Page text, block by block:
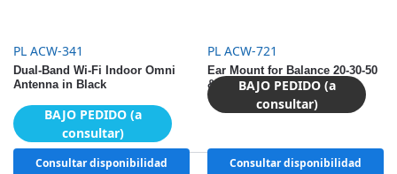
PL ACW-341
Dual-Band Wi-Fi Indoor Omni
Antenna in Black
Consultar disponibilidad
BAJO PEDIDO (a
consultar)
PL ACW-721
Ear Mount for Balance 20-30-50
& MAX 700-HD2-BR1 Pro
Consultar disponibilidad
BAJO PEDIDO (a
consultar)